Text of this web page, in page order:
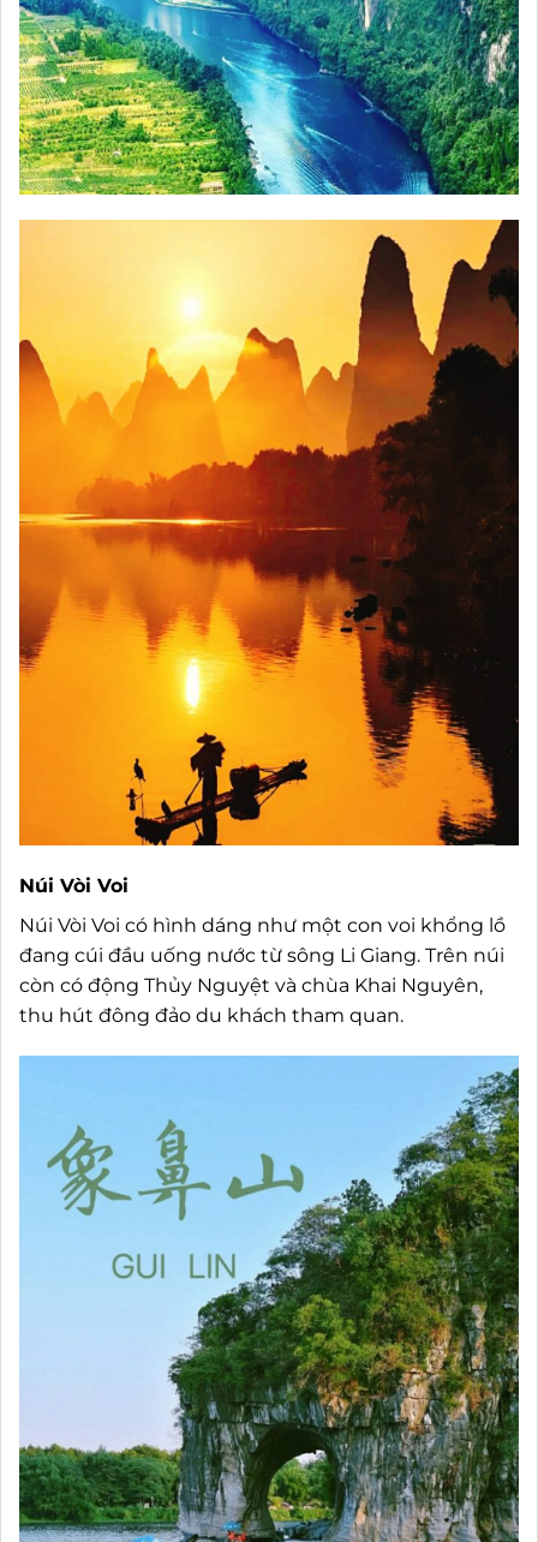
Núi Vòi Voi
Núi Vòi Voi có hình dáng như một con voi khổng lồ
đang cúi đầu uống nước từ sông Li Giang. Trên núi
còn có động Thủy Nguyệt và chùa Khai Nguyên,
thu hút đông đảo du khách tham quan.